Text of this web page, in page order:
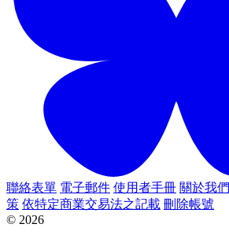
聯絡表單 電子郵件 使用者手冊 關於我們
策 依特定商業交易法之記載 刪除帳號
© 2026